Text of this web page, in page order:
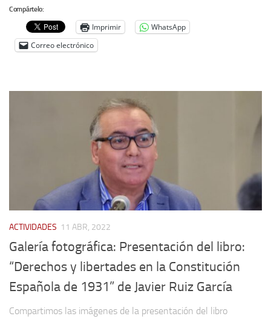
Noticias
Tienda
Compártelo:
Imprimir
WhatsApp
Correo electrónico
ACTIVIDADES 11 ABR, 2022
Galería fotográfica: Presentación del libro:
“Derechos y libertades en la Constitución
Española de 1931” de Javier Ruiz García
Compartimos las imágenes de la presentación del libro